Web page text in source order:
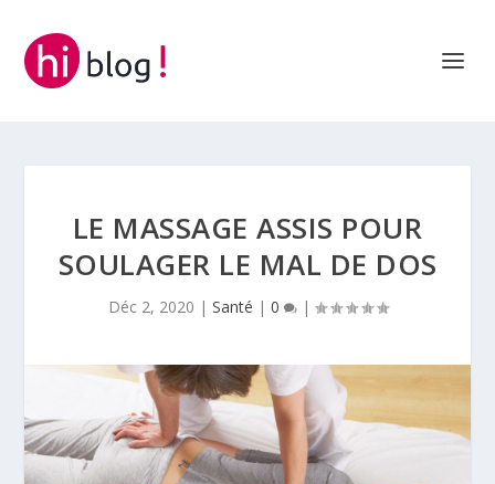
LE MASSAGE ASSIS POUR
SOULAGER LE MAL DE DOS
Déc 2, 2020 | Santé | 0 |